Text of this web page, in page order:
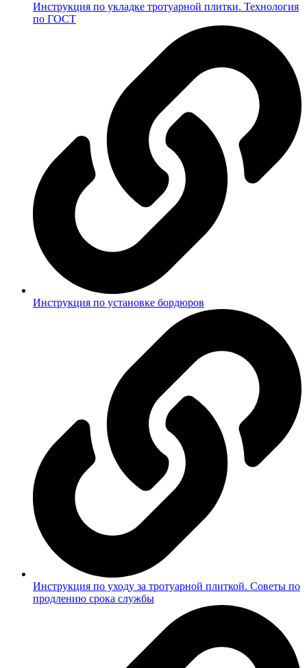
Инструкция по укладке тротуарной плитки. Технология
по ГОСТ
Инструкция по установке бордюров
Инструкция по уходу за тротуарной плиткой. Советы по
продлению срока службы